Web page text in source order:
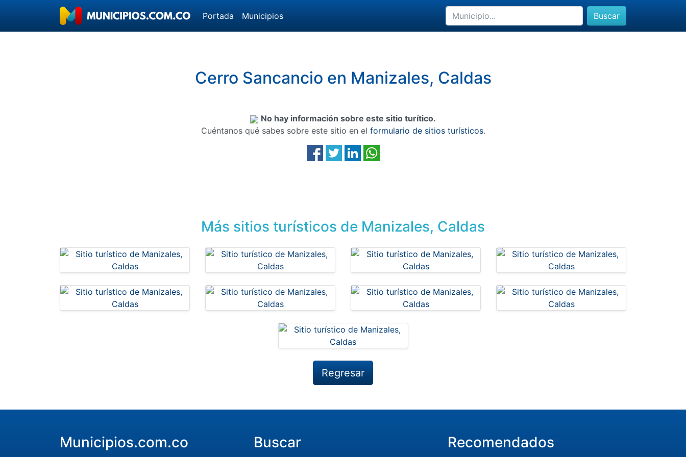
Portada Municipios Buscar
Cerro Sancancio en Manizales, Caldas
No hay información sobre este sitio turítico.
Cuéntanos qué sabes sobre este sitio en el formulario de sitios turísticos.
Más sitios turísticos de Manizales, Caldas
Regresar
Municipios.com.co Buscar Recomendados